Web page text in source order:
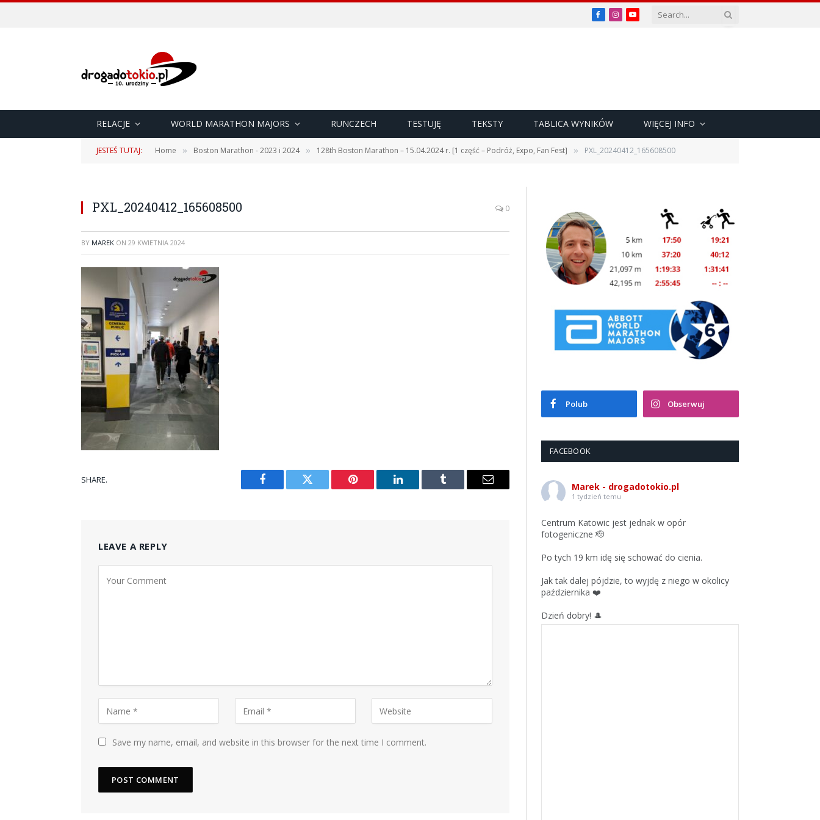
Facebook
InstagramYouTube
RELACJE WORLD MARATHON MAJORS RUNCZECH TESTUJĘ TEKSTY TABLICA WYNIKÓW WIĘCEJ INFO
JESTEŚ TUTAJ: Home » Boston Marathon - 2023 i 2024 » 128th Boston Marathon – 15.04.2024 r. [1 część – Podróż, Expo, Fan Fest] » PXL_20240412_165608500
PXL_20240412_165608500 0
BY MAREK ON 29 KWIETNIA 2024
SHARE.
Facebook Twitter Pinterest LinkedIn Tumblr Email
LEAVE A REPLY
Save my name, email, and website in this browser for the next time I comment.
Polub Obserwuj
FACEBOOK
Marek - drogadotokio.pl
1 tydzień temu
Centrum Katowic jest jednak w opór
fotogeniczne 🫡
Po tych 19 km idę się schować do cienia.
Jak tak dalej pójdzie, to wyjdę z niego w okolicy
października ❤️
Dzień dobry! 🎩